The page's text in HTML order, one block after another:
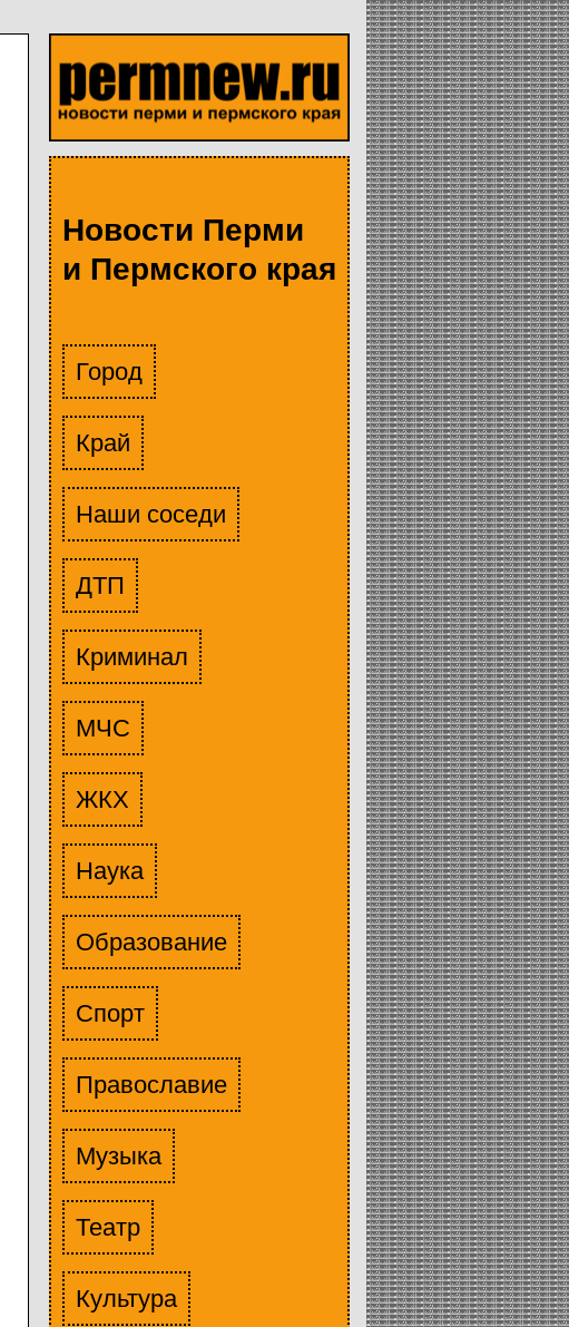
Новости Перми
и Пермского края
Город
Край
Наши соседи
ДТП
Криминал
МЧС
ЖКХ
Наука
Образование
Спорт
Православие
Музыка
Театр
Культура